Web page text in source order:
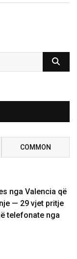
COMMON
nga Valencia që
— 29 vjet pritje
telefonate nga